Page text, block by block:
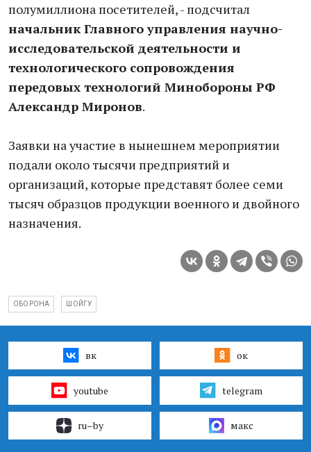
полумиллиона посетителей, - подсчитал
начальник Главного управления научно-
исследовательской деятельности и
технологического сопровождения
передовых технологий Минобороны РФ
Александр Миронов.
Заявки на участие в нынешнем мероприятии
подали около тысячи предприятий и
организаций, которые представят более семи
тысяч образцов продукции военного и двойного
назначения.
ОБОРОНА ШОЙГУ
вк ок
youtube telegram
ru–by макс